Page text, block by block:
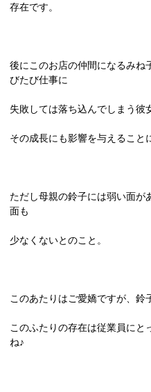
存在です。
後にこのお店の仲間になるみね
びたび仕事に
失敗しては落ち込んでしまう彼
その成長にも影響を与えること
ただし母親の鈴子には弱い面が
面も
少なくないとのこと。
このあたりはご愛嬌ですが、鈴
このふたりの存在は従業員にと
ね♪